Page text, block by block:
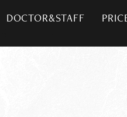
DOCTOR&STAFF